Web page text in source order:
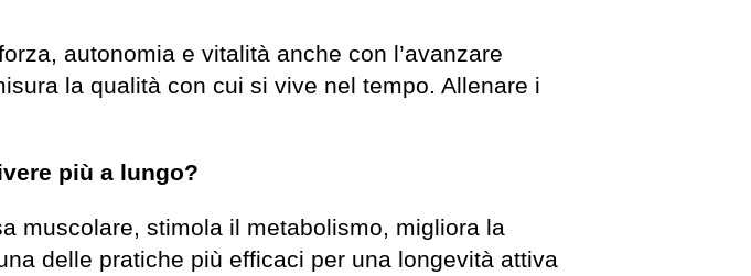
autonomia e vitalità anche con l’avanzare
la qualità con cui si vive nel tempo. Allenare i
più a lungo?
muscolare, stimola il metabolismo, migliora la
delle pratiche più efficaci per una longevità attiva